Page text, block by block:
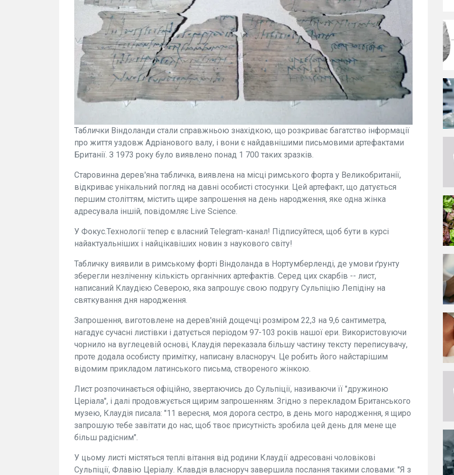
Таблички Віндоланди стали справжньою знахідкою, що розкриває багатство інформації
про життя уздовж Адріанового валу, і вони є найдавнішими письмовими артефактами
Британії. З 1973 року було виявлено понад 1 700 таких зразків.
Старовинна дерев'яна табличка, виявлена на місці римського форта у Великобританії,
відкриває унікальний погляд на давні особисті стосунки. Цей артефакт, що датується
першим століттям, містить щире запрошення на день народження, яке одна жінка
адресувала іншій, повідомляє Live Science.
У Фокус.Технології тепер є власний Telegram-канал! Підписуйтеся, щоб бути в курсі
найактуальніших і найцікавіших новин з наукового світу!
Табличку виявили в римському форті Віндоланда в Нортумберленді, де умови ґрунту
зберегли незліченну кількість органічних артефактів. Серед цих скарбів -- лист,
написаний Клаудією Северою, яка запрошує свою подругу Сульпіцію Лепідіну на
святкування дня народження.
Запрошення, виготовлене на дерев'яній дощечці розміром 22,3 на 9,6 сантиметра,
нагадує сучасні листівки і датується періодом 97-103 років нашої ери. Використовуючи
чорнило на вуглецевій основі, Клаудія переказала більшу частину тексту переписувачу,
проте додала особисту примітку, написану власноруч. Це робить його найстарішим
відомим прикладом латинського письма, створеного жінкою.
Лист розпочинається офіційно, звертаючись до Сульпіції, називаючи її "дружиною
Церіала", і далі продовжується щирим запрошенням. Згідно з перекладом Британського
музею, Клаудія писала: "11 вересня, моя дорога сестро, в день мого народження, я щиро
запрошую тебе завітати до нас, щоб твоє присутність зробила цей день для мене ще
більш радісним".
У цьому листі містяться теплі вітання від родини Клаудії адресовані чоловікові
Сульпіції, Флавію Церіалу. Клавдія власноруч завершила послання такими словами: "Я з